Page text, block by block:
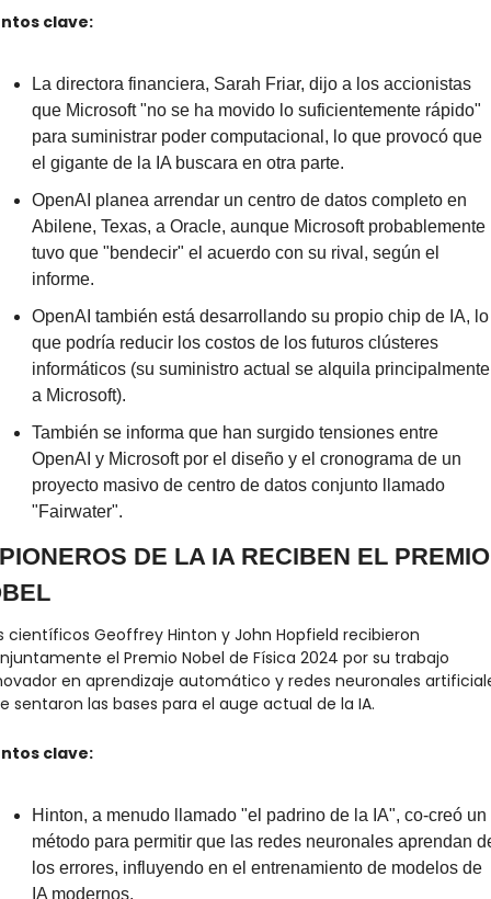
clave:
La directora financiera, Sarah Friar, dijo a los accionistas
que Microsoft "no se ha movido lo suficientemente rápido"
para suministrar poder computacional, lo que provocó que
el gigante de la IA buscara en otra parte.
OpenAI planea arrendar un centro de datos completo en
Abilene, Texas, a Oracle, aunque Microsoft probablemente
tuvo que "bendecir" el acuerdo con su rival, según el
informe.
OpenAI también está desarrollando su propio chip de IA, lo
que podría reducir los costos de los futuros clústeres
informáticos (su suministro actual se alquila principalmente
a Microsoft).
También se informa que han surgido tensiones entre
OpenAI y Microsoft por el diseño y el cronograma de un
proyecto masivo de centro de datos conjunto llamado
"Fairwater".
DE LA IA RECIBEN EL PREMIO
científicos Geoffrey Hinton y John Hopfield recibieron
el Premio Nobel de Física 2024 por su trabajo
en aprendizaje automático y redes neuronales
sentaron las bases para el auge actual de la IA.
clave:
Hinton, a menudo llamado "el padrino de la IA", co-creó un
método para permitir que las redes neuronales aprendan
los errores, influyendo en el entrenamiento de modelos de
IA modernos.